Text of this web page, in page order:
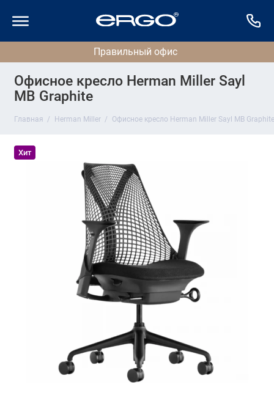
Офисное кресло Herman Miller Sayl
MB Graphite
Главная Herman Miller Офисное кресло Herman Miller Sayl MB Graphite
Хит